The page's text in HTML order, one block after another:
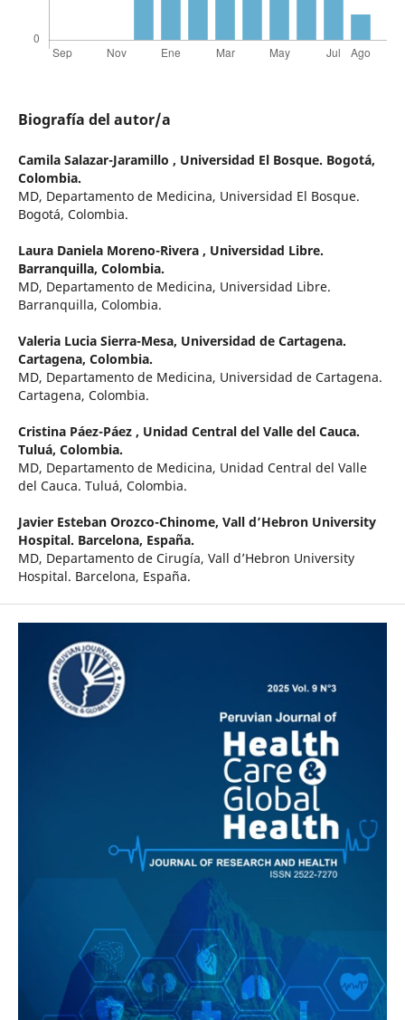
Biografía del autor/a
Camila Salazar-Jaramillo , Universidad El Bosque. Bogotá,
Colombia.
MD, Departamento de Medicina, Universidad El Bosque.
Bogotá, Colombia.
Laura Daniela Moreno-Rivera , Universidad Libre.
Barranquilla, Colombia.
MD, Departamento de Medicina, Universidad Libre.
Barranquilla, Colombia.
Valeria Lucia Sierra-Mesa, Universidad de Cartagena.
Cartagena, Colombia.
MD, Departamento de Medicina, Universidad de Cartagena.
Cartagena, Colombia.
Cristina Páez-Páez , Unidad Central del Valle del Cauca.
Tuluá, Colombia.
MD, Departamento de Medicina, Unidad Central del Valle
del Cauca. Tuluá, Colombia.
Javier Esteban Orozco-Chinome, Vall d’Hebron University
Hospital. Barcelona, España.
MD, Departamento de Cirugía, Vall d’Hebron University
Hospital. Barcelona, España.